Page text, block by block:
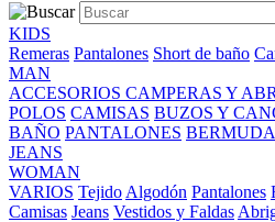
KIDS
Remeras Pantalones Short de baño
MAN
ACCESORIOS CAMPERAS Y
POLOS CAMISAS BUZOS Y
BAÑO PANTALONES
JEANS
WOMAN
VARIOS Tejido Algodón Pantalones
Camisas Jeans Vestidos y Faldas